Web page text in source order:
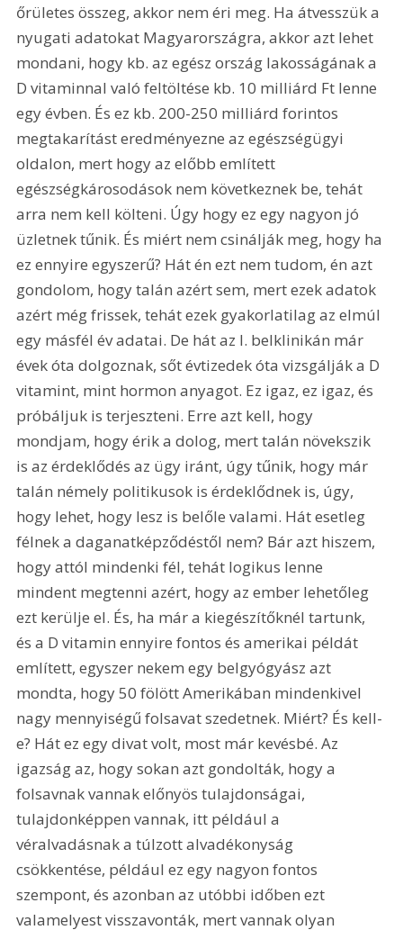
őrületes összeg, akkor nem éri meg. Ha átvesszük a
nyugati adatokat Magyarországra, akkor azt lehet
mondani, hogy kb. az egész ország lakosságának a
D vitaminnal való feltöltése kb. 10 milliárd Ft lenne
egy évben. És ez kb. 200-250 milliárd forintos
megtakarítást eredményezne az egészségügyi
oldalon, mert hogy az előbb említett
egészségkárosodások nem következnek be, tehát
arra nem kell költeni. Úgy hogy ez egy nagyon jó
üzletnek tűnik. És miért nem csinálják meg, hogy ha
ez ennyire egyszerű? Hát én ezt nem tudom, én azt
gondolom, hogy talán azért sem, mert ezek adatok
azért még frissek, tehát ezek gyakorlatilag az elmúl
egy másfél év adatai. De hát az I. belklinikán már
évek óta dolgoznak, sőt évtizedek óta vizsgálják a D
vitamint, mint hormon anyagot. Ez igaz, ez igaz, és
próbáljuk is terjeszteni. Erre azt kell, hogy
mondjam, hogy érik a dolog, mert talán növekszik
is az érdeklődés az ügy iránt, úgy tűnik, hogy már
talán némely politikusok is érdeklődnek is, úgy,
hogy lehet, hogy lesz is belőle valami. Hát esetleg
félnek a daganatképződéstől nem? Bár azt hiszem,
hogy attól mindenki fél, tehát logikus lenne
mindent megtenni azért, hogy az ember lehetőleg
ezt kerülje el. És, ha már a kiegészítőknél tartunk,
és a D vitamin ennyire fontos és amerikai példát
említett, egyszer nekem egy belgyógyász azt
mondta, hogy 50 fölött Amerikában mindenkivel
nagy mennyiségű folsavat szedetnek. Miért? És kell-
e? Hát ez egy divat volt, most már kevésbé. Az
igazság az, hogy sokan azt gondolták, hogy a
folsavnak vannak előnyös tulajdonságai,
tulajdonképpen vannak, itt például a
véralvadásnak a túlzott alvadékonyság
csökkentése, például ez egy nagyon fontos
szempont, és azonban az utóbbi időben ezt
valamelyest visszavonták, mert vannak olyan